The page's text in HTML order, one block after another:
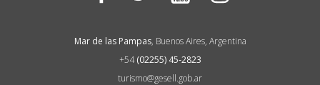
Mar de las Pampas, Buenos Aires, Argentina
+54(02255) 45-2823
turismo@gesell.gob.ar